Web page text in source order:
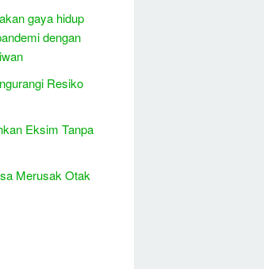
gaya hidup
dengan
Resiko
Eksim Tanpa
Merusak Otak